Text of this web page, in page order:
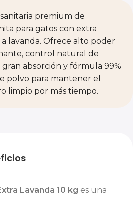
premium de
para gatos con extra
a lavanda. Ofrece alto poder
control natural de
gran absorción y fórmula 99%
polvo para mantener el
limpio por más tiempo.
Lavanda 10 kg es una